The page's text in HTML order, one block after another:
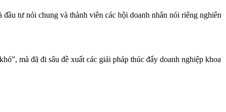
tư nói chung và thành viên các hội doanh nhân nói riêng nghiên
mà đã đi sâu đề xuất các giải pháp thúc đẩy doanh nghiệp khoa